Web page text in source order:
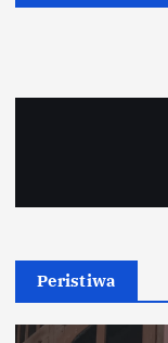
Peristiwa